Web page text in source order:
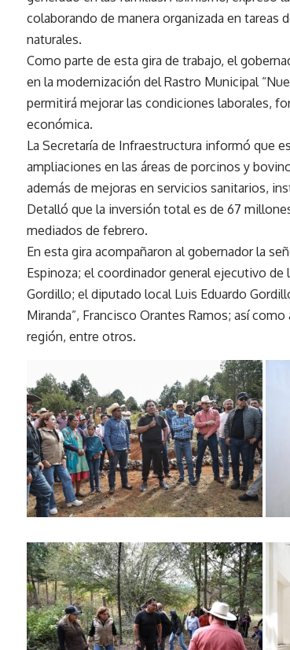
colaborando de manera organizada en
naturales.
Como parte de esta gira de trabajo, el
en la modernización del Rastro Municipal
permitirá mejorar las condiciones laborales,
económica.
La Secretaría de Infraestructura informó que
ampliaciones en las áreas de porcinos y
además de mejoras en servicios sanitarios,
Detalló que la inversión total es de 67
mediados de febrero.
En esta gira acompañaron al gobernador la
Espinoza; el coordinador general ejecutivo
Gordillo; el diputado local Luis Eduardo
Miranda”, Francisco Orantes Ramos; así
región, entre otros.